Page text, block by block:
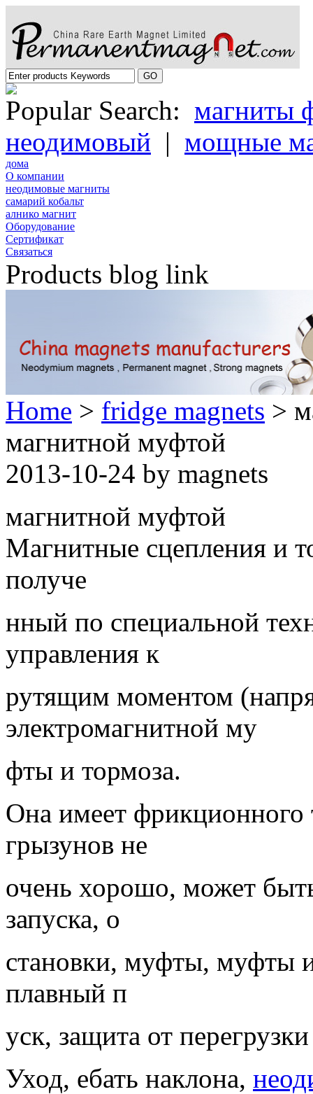
Popular Search: магниты
неодимовый | мощные
дома
О компании
неодимовые магниты
самарий кобальт
алнико магнит
Oборудование
Cертификат
Cвязаться
Products blog link
Home > fridge magnets >
магнитной муфтой
2013-10-24 by magnets
магнитной муфтой
Магнитные сцепления и
получе
нный по специальной
управления к
рутящим моментом
электромагнитной му
фты и тормоза.
Она имеет фрикционного
грызунов не
очень хорошо, может
запуска, о
становки, муфты, муфты
плавный п
уск, защита от перегрузки
Уход, ебать наклона,